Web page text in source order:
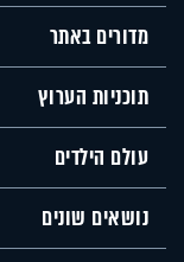
מדורים באתר
תוכניות הערוץ
עולם הילדים
נושאים שונים